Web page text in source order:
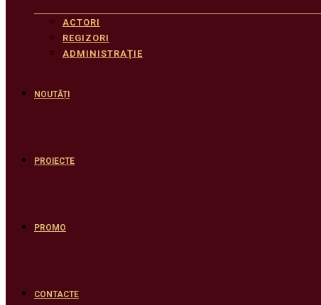
ACTORI
REGIZORI
ADMINISTRAŢIE
NOUTĂȚI
PROIECTE
PROMO
CONTACTE